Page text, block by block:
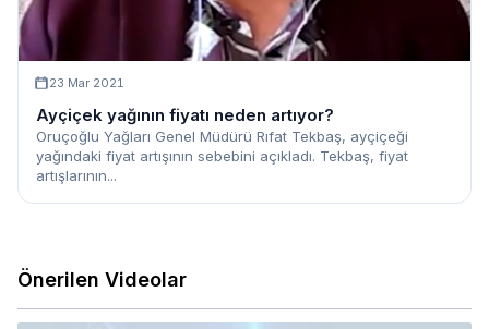
23 Mar 2021
Ayçiçek yağının fiyatı neden artıyor?
Oruçoğlu Yağları Genel Müdürü Rıfat Tekbaş, ayçiçeği
yağındaki fiyat artışının sebebini açıkladı. Tekbaş, fiyat
artışlarının...
Önerilen Videolar